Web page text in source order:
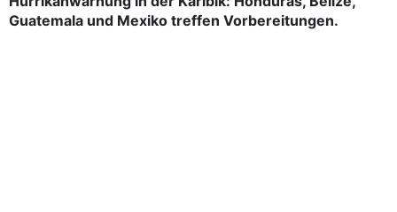
Guatemala und Mexiko treffen Vorbereitungen.